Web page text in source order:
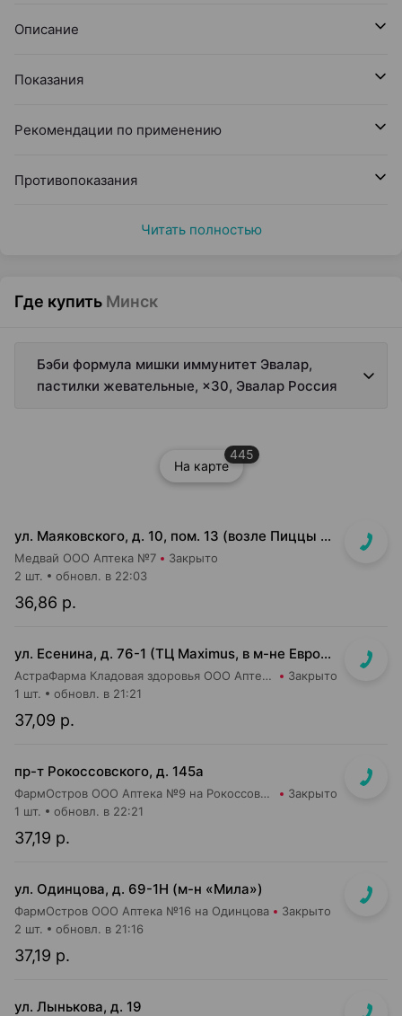
Описание
Показания
Рекомендации по применению
Противопоказания
Читать полностью
Где купить Минск
Бэби формула мишки иммунитет Эвалар,
пастилки жевательные, ×30, Эвалар Россия
На карте
445
ул. Маяковского, д. 10, пом. 13 (возле Пиццы Мании)
Медвай ООО Аптека №7 Закрыто
36,86 р.
2 шт. обновл. в 22:03
ул. Есенина, д. 76-1 (ТЦ Maximus, в м-не Евроопт Super)
АстраФарма Кладовая здоровья ООО Аптека №9 Закрыто
37,09 р.
1 шт. обновл. в 21:21
пр-т Рокоссовского, д. 145а
ФармОстров ООО Аптека №9 на Рокоссовского Закрыто
37,19 р.
1 шт. обновл. в 22:21
ул. Одинцова, д. 69-1Н (м-н «Мила»)
ФармОстров ООО Аптека №16 на Одинцова Закрыто
37,19 р.
2 шт. обновл. в 21:16
ул. Лынькова, д. 19